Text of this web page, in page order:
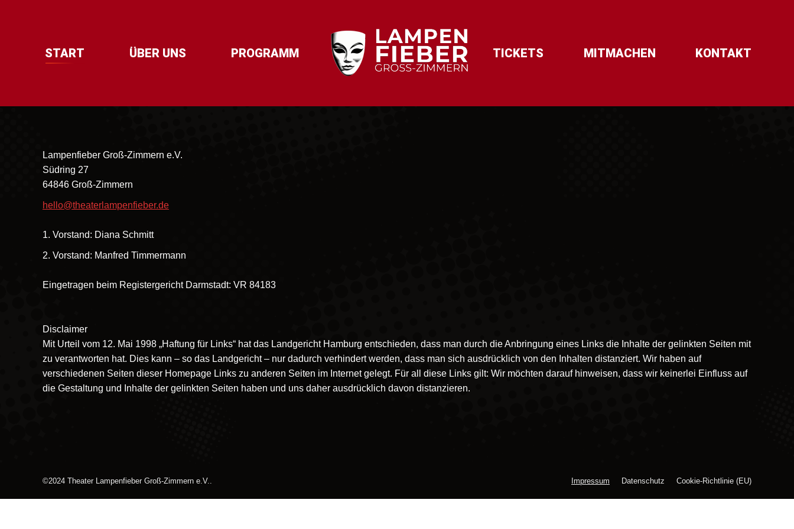
START ÜBER UNS PROGRAMM TICKETS MITMACHEN KONTAKT
Lampenfieber Groß-Zimmern e.V.
Südring 27
64846 Groß-Zimmern
hello@theaterlampenfieber.de
1. Vorstand: Diana Schmitt
2. Vorstand: Manfred Timmermann
Eingetragen beim Registergericht Darmstadt: VR 84183
Disclaimer
Mit Urteil vom 12. Mai 1998 „Haftung für Links“ hat das Landgericht Hamburg entschieden, dass man durch die Anbringung eines Links die Inhalte der gelinkten Seiten mit
zu verantworten hat. Dies kann – so das Landgericht – nur dadurch verhindert werden, dass man sich ausdrücklich von den Inhalten distanziert. Wir haben auf
verschiedenen Seiten dieser Homepage Links zu anderen Seiten im Internet gelegt. Für all diese Links gilt: Wir möchten darauf hinweisen, dass wir keinerlei Einfluss auf
die Gestaltung und Inhalte der gelinkten Seiten haben und uns daher ausdrücklich davon distanzieren.
©2024 Theater Lampenfieber Groß-Zimmern e.V.. Impressum Datenschutz Cookie-Richtlinie (EU)